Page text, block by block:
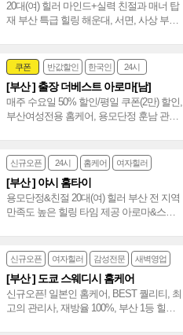
20대(여) 힐러 마인드+실력 친절과 매너 탑
재 부산 특급 힐링 해운대, 서면, 사상 부산
쿠폰 반값할인 한국인 24시
여성전문
[부산 ] 출장 더베스트 아로마[남]
매주 수요일 50% 할인/평일 쿠폰(2만) 할인,
부산여성전용 홈케어, 용모단정 훈남 관리
신규오픈 24시 홈케어 여자힐러
[부산 ] 야시 홈타이
용모단정&친절 20대(여) 힐러 부산 전 지역
만족도 높은 힐링 타임 제공 아로마&스페
신규오픈 여자힐러 감성전문 새벽영업
[부산 ] 도쿄 스웨디시 홈케어
신규오픈! 일본인 홈케어, BEST 퀄리티, 최
고의 관리사, 재방율 100%, 부산 1등 힐링